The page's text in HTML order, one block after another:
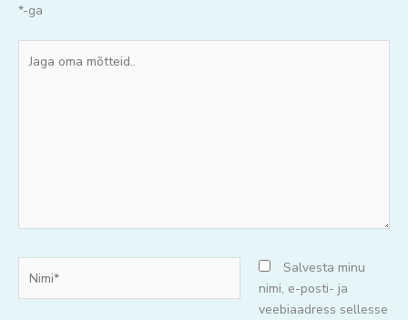
*-ga
oma
Salvesta minu
nimi, e-posti- ja
veebiaadress sellesse